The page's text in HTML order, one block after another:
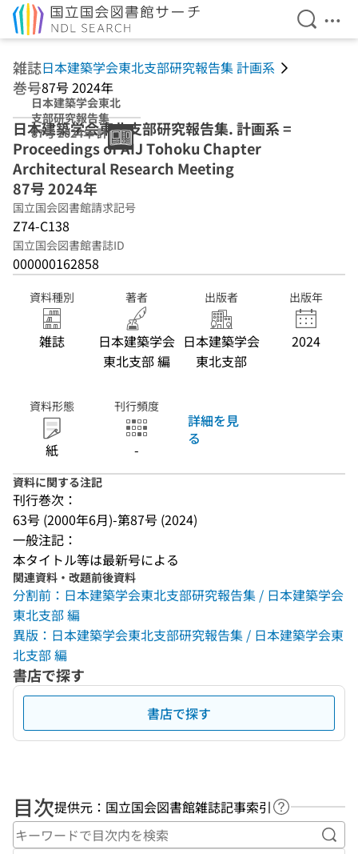
検索を
メ
雑誌日本建築学会東北支部研究報告集 計画系
巻号87号 2024年
日本建築学会東北
支部研究報告集
87号 2024年 計画
系
日本建築学会東北支部研究報告集. 計画系 =
Proceedings of AIJ Tohoku Chapter
Architectural Research Meeting
87号 2024年
国立国会図書館請求記号
Z74-C138
国立国会図書館書誌ID
000000162858
資料種別
雑誌
著者
日本建築学会
東北支部 編
出版者
日本建築学会
東北支部
出版年
2024
資料形態
紙
刊行頻度
-
詳細を見
る
資料に関する注記
刊行巻次：
63号 (2000年6月)-第87号 (2024)
一般注記：
本タイトル等は最新号による
関連資料・改題前後資料
分割前：日本建築学会東北支部研究報告集 / 日本建築学会
東北支部 編
異版：日本建築学会東北支部研究報告集 / 日本建築学会東
北支部 編
書店で探す
書店で探す
目次提供元：国立国会図書館雑誌記事索引 ヘルプペー
キ